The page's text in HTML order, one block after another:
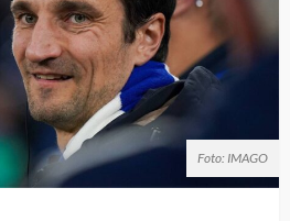
Foto: IMAGO